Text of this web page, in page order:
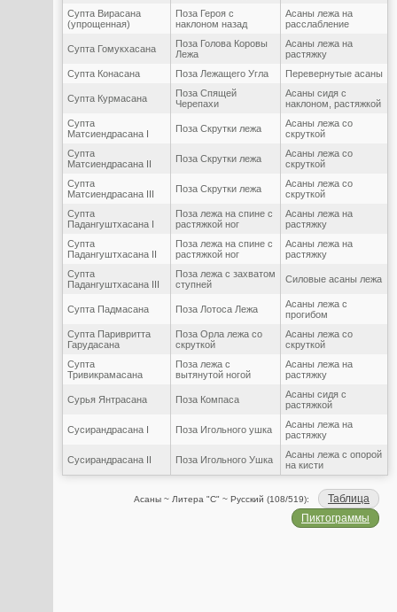
Супта Вирасана
(упрощенная)
Поза Героя с
наклоном назад
Асаны лежа на
расслабление
Супта Гомукхасана
Поза Голова Коровы
Лежа
Асаны лежа на
растяжку
Супта Конасана
Поза Лежащего Угла Перевернутые асаны
Супта Курмасана
Поза Спящей
Черепахи
Асаны сидя с
наклоном, растяжкой
Супта
Матсиендрасана I
Поза Скрутки лежа
Асаны лежа со
скруткой
Супта
Матсиендрасана II
Поза Скрутки лежа
Асаны лежа со
скруткой
Супта
Матсиендрасана III
Поза Скрутки лежа
Асаны лежа со
скруткой
Супта
Падангуштхасана I
Поза лежа на спине с
растяжкой ног
Асаны лежа на
растяжку
Супта
Падангуштхасана II
Поза лежа на спине с
растяжкой ног
Асаны лежа на
растяжку
Супта
Падангуштхасана III
Поза лежа с захватом
ступней
Силовые асаны лежа
Супта Падмасана Поза Лотоса Лежа
Асаны лежа с
прогибом
Супта Паривритта
Гарудасана
Поза Орла лежа со
скруткой
Асаны лежа со
скруткой
Супта
Тривикрамасана
Поза лежа с
вытянутой ногой
Асаны лежа на
растяжку
Сурья Янтрасана Поза Компаса
Асаны сидя с
растяжкой
Сусирандрасана I Поза Игольного ушка
Асаны лежа на
растяжку
Сусирандрасана II Поза Игольного Ушка
Асаны лежа с опорой
на кисти
Асаны ~ Литера "С" ~ Русский (108/519):
Таблица
Пиктограммы